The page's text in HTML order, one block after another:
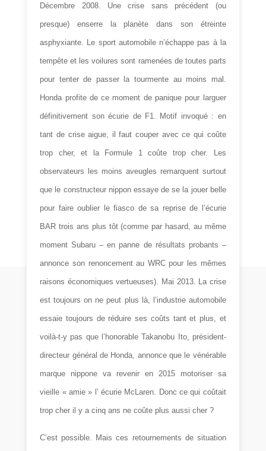
Décembre 2008. Une crise sans précédent (ou
presque) enserre la planète dans son étreinte
asphyxiante. Le sport automobile n’échappe pas à la
tempête et les voilures sont ramenées de toutes parts
pour tenter de passer la tourmente au moins mal.
Honda profite de ce moment de panique pour larguer
définitivement son écurie de F1. Motif invoqué : en
tant de crise aigue, il faut couper avec ce qui coûte
trop cher, et la Formule 1 coûte trop cher. Les
observateurs les moins aveugles remarquent surtout
que le constructeur nippon essaye de se la jouer belle
pour faire oublier le fiasco de sa reprise de l’écurie
BAR trois ans plus tôt (comme par hasard, au même
moment Subaru – en panne de résultats probants –
annonce son renoncement au WRC pour les mêmes
raisons économiques vertueuses). Mai 2013. La crise
est toujours on ne peut plus là, l’industrie automobile
essaie toujours de réduire ses coûts tant et plus, et
voilà-t-y pas que l’honorable Takanobu Ito, président-
directeur général de Honda, annonce que le vénérable
marque nippone va revenir en 2015 motoriser sa
vieille « amie » l’ écurie McLaren. Donc ce qui coûtait
trop cher il y a cinq ans ne coûte plus aussi cher ?
C’est possible. Mais ces retournements de situation